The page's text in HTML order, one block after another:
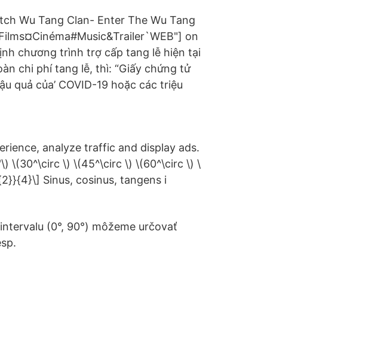
Wu Tang Clan- Enter The Wu Tang
on
chương trình trợ cấp tang lễ hiện tại
chi phí tang lễ, thì: “Giấy chứng tử
quả của’ COVID-19 hoặc các triệu
analyze traffic and display ads.
\(30^\circ \) \(45^\circ \) \(60^\circ \) \
Sinus, cosinus, tangens i
(0°, 90°) môžeme určovať